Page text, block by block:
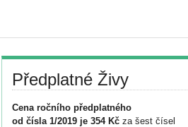
Předplatné Živy
Cena ročního předplatného
od čísla 1/2019 je 354 Kč za šest čísel